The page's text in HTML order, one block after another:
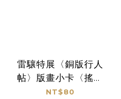
雷驤特展〈銅版行人
帖〉版畫小卡〈搖琴
人〉〈草本〉〈歸鄉〉
NT$80